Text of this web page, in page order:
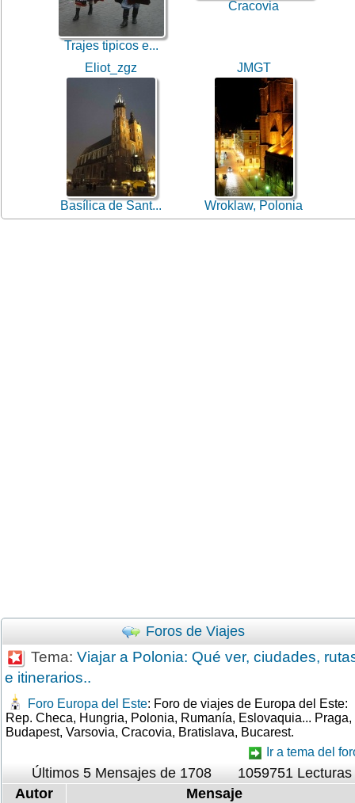
Trajes tipicos e...
Cracovia
Eliot_zgz
Basílica de Sant...
JMGT
Wroklaw, Polonia
Foros de Viajes
Tema: Viajar a Polonia: Qué ver, ciudades,
e itinerarios..
Foro Europa del Este: Foro de viajes de Europa del Este:
Rep. Checa, Hungria, Polonia, Rumanía, Eslovaquia... Praga,
Budapest, Varsovia, Cracovia, Bratislava, Bucarest.
Ir a tema del
Últimos 5 Mensajes de 1708
1059751 Lecturas
Autor
Mensaje